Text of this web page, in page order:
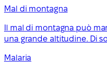
Mal di montagna
Il mal di montagna può
una grande altitudine. Di
vita e richiedere un
Malaria